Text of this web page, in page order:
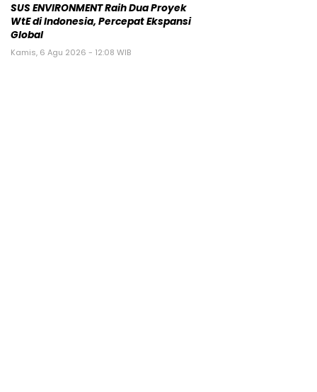
SUS ENVIRONMENT Raih Dua Proyek
WtE di Indonesia, Percepat Ekspansi
Global
Kamis, 6 Agu 2026 - 12:08 WIB